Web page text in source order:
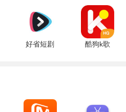
39.8.0 安卓
版
8.6.6.2 最
新版
好省短剧
酷狗k歌